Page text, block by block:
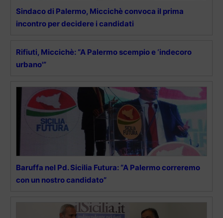
Sindaco di Palermo, Miccichè convoca il prima
incontro per decidere i candidati
Rifiuti, Miccichè: “A Palermo scempio e ‘indecoro
urbano'”
Baruffa nel Pd. Sicilia Futura: “A Palermo correremo
con un nostro candidato”